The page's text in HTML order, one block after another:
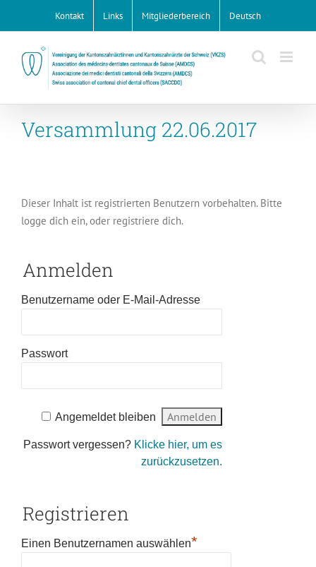
Kontakt Links Mitgliederbereich Deutsch
Versammlung 22.06.2017
Dieser Inhalt ist registrierten Benutzern vorbehalten. Bitte
logge dich ein, oder registriere dich.
Anmelden
Benutzername oder E-Mail-Adresse
Passwort
Angemeldet bleiben
Passwort vergessen? Klicke hier, um es
zurückzusetzen.
Registrieren
Einen Benutzernamen auswählen*